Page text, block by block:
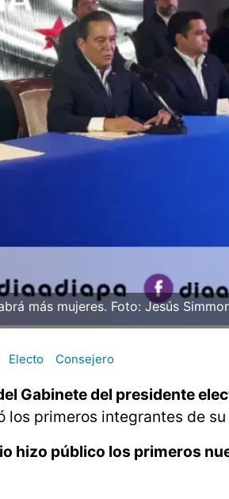
más mujeres. Foto: Jesús
Electo Consejero
Gabinete del presidente
los primeros integrantes de
hizo público los primeros